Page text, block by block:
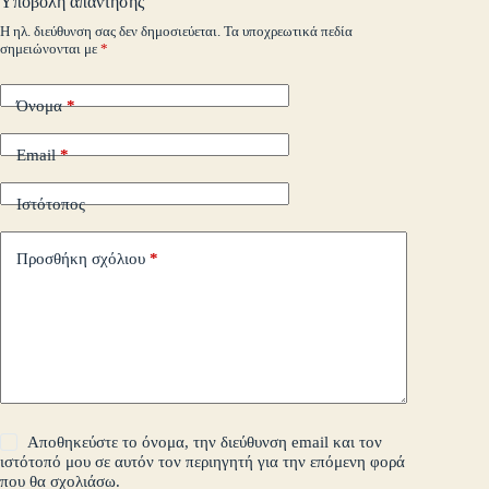
m
εί
Η ηλ. διεύθυνση σας δεν δημοσιεύεται. Τα υποχρεωτικά πεδία
σημειώνονται με *
Όνομα*
Email*
Ιστότοπος
Προσθήκη σχόλιου *
Αποθηκεύστε το όνομα, την διεύθυνση email και τον
ιστότοπό μου σε αυτόν τον περιηγητή για την επόμενη φορά
που θα σχολιάσω.